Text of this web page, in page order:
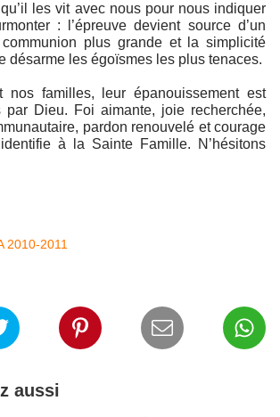
les vit avec nous pour nous indiquer
: l’épreuve devient source d’un
communion plus grande et la simplicité
désarme les égoïsmes les plus tenaces.
nos familles, leur épanouissement est
par Dieu. Foi aimante, joie recherchée,
pardon renouvelé et courage
à la Sainte Famille. N’hésitons
2010-2011
aussi